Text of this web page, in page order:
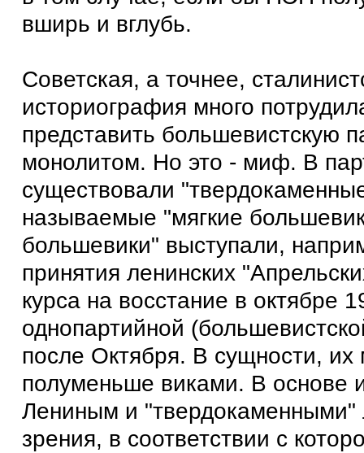
вширь и вглубь.
Советская, а точнее,
историография много
представить большевистскую
монолитом. Но это - миф. В
существовали
называемые "мягкие
большевики" выступали,
принятия ленинских
курса на восстание в октябре
однопартийной
после Октября. В сущности, их
полуменьше виками. В основе
Лениным и "твердокаменными"
зрения, в соответствии с